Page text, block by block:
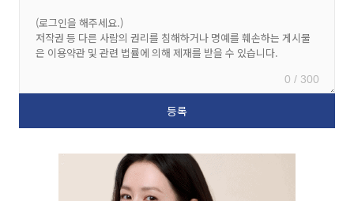
0 / 300